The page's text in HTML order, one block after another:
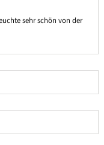
sehr schön von der